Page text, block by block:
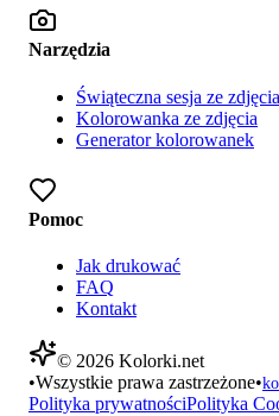
Narzędzia
Świąteczna sesja ze zdjęcia
Kolorowanka ze zdjęcia
Generator kolorowanek
Pomoc
Jak drukować
FAQ
Kontakt
© 2026 Kolorki.net
•Wszystkie prawa zastrzeżone•
Polityka prywatnościPolityka